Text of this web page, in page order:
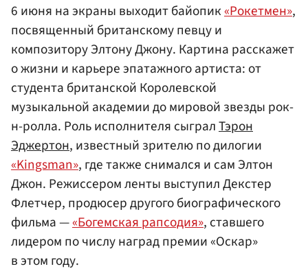
6 июня на экраны выходит байопик«Рокетмен»,
посвященный британскому певцу и
композитору Элтону Джону. Картина расскажет
о жизни и карьере эпатажного артиста: от
студента британской Королевской
музыкальной академии до мировой звезды рок-
н-ролла. Роль исполнителя сыгралТэрон
Эджертон, известный зрителю по дилогии
«Kingsman», где также снимался и сам Элтон
Джон. Режиссером ленты выступил Декстер
Флетчер, продюсер другого биографического
фильма —«Богемская рапсодия», ставшего
лидером по числу наград премии «Оскар»
в этом году.